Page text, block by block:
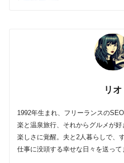
リオ
1992年生まれ、フリーランスの
楽と温泉旅行、それからグルメが
楽しさに覚醒。夫と2人暮らしで、
仕事に没頭する幸せな日々を送って